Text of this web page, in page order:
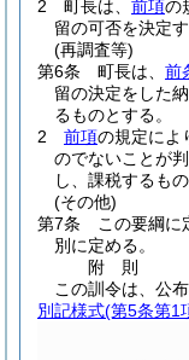
2
町長は、 前項の
留の可否を決定
(再調査等)
第6条
町長は、 前
留の決定をした
るものとする。
2
前項の規定によ
のでないことが
し、課税するもの
(その他)
第7条
この要綱に
別に定める。
附 則
この訓令は、公
別記様式(第5条第1